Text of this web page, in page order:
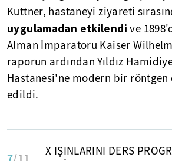
Kuttner, hastaneyi ziyareti
uygulamadan etkilendive
Alman İmparatoru Kaiser
raporun ardından Yıldız
Hastanesi'ne modern bir röntgen
edildi.
7/11
X IŞINLARINI DERS